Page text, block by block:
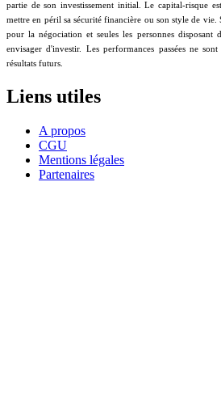
partie de son investissement initial. Le capital-risque
mettre en péril sa sécurité financière ou son style de
pour la négociation et seules les personnes disposant
envisager d'investir. Les performances passées ne
résultats futurs.
Liens utiles
A propos
CGU
Mentions légales
Partenaires